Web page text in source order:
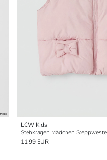
LCW Kids
Stehkragen Mädchen Steppweste
11.99 EUR